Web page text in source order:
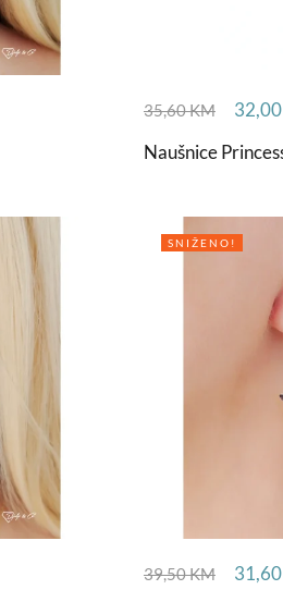
35,60KM 32,00
Naušnice
SNIŽENO!
39,50KM 31,60